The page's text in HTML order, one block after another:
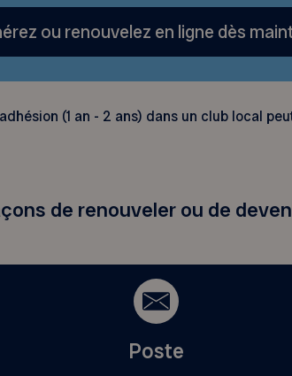
ou renouvelez en ligne dès
(1 an - 2 ans) dans un club local
de renouveler ou de
Poste